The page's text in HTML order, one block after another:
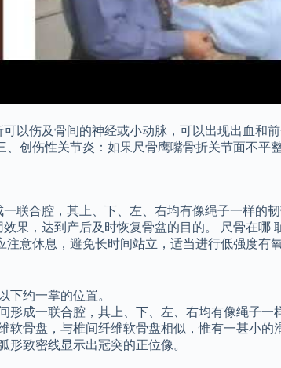
以伤及骨间的神经或小动脉，可以出现出血和
创伤性关节炎：如果尺骨鹰嘴骨折关节面不平
联合腔，其上、下、左、右均有像绳子一样的
果，达到产后及时恢复骨盆的目的。 尺骨在
意休息，避免长时间站立，适当进行低强度有氧
下约一掌的位置。
成一联合腔，其上、下、左、右均有像绳子一
骨盘，与椎间纤维软骨盘相似，惟有一甚小的
致密线显示出冠突的正位像。